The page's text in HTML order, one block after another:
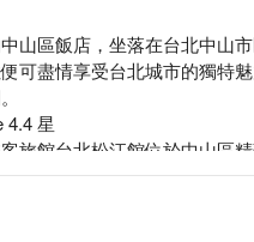
山區飯店，坐落在台北中山
可盡情享受台北城市的獨特
4.4 星
旅館台北松江館位於中山區
利的休息環境。簡單不繁複
理，讓旅客體驗優質的住宿服
旅館台北松江館住宿方案、